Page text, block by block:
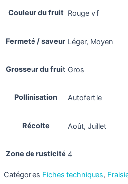
Couleur du fruit Rouge vif
Fermeté / saveur Léger, Moyen
Grosseur du fruit Gros
Pollinisation Autofertile
Récolte Août, Juillet
Zone de rusticité 4
Catégories Fiches techniques,